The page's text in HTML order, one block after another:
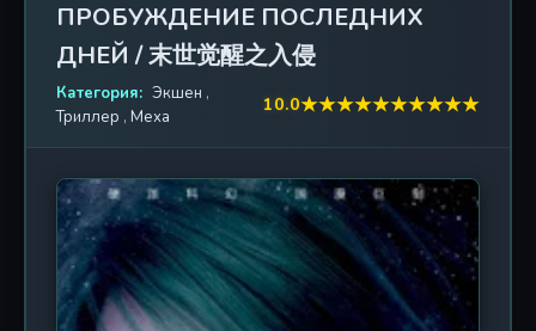
гонкой вооружений, привела почти к тотальному
уничтожению человечества. Тени древних рас,
пробуждённых генным взрывом, навсегда стерли
города с лица земли. После того, как пыль осела,
«Змея пустыни» — затаились, готовясь к новому
броску. Но мир, который они заключили, оказался
лишь хрупким перемирием. Главный герой —
юный выпускник академии, в котором дремлет
сила, способная переломить ход истории. Ему
предстоит овладеть древним навыком
ПРОБУЖДЕНИЕ ПОСЛЕДНИХ
ДНЕЙ / 末世觉醒之入侵
Категория: Экшен ,
Триллер , Меха
10.0★★★★★★★★★★